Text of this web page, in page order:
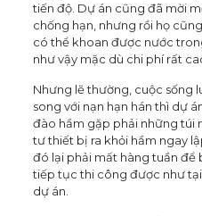
tiến độ. Dự án cũng đã mời
chống hạn, nhưng rồi họ
có thể khoan được nước
như vậy mặc dù chi phí rất
Nhưng lẽ thường, cuộc sống
song với nạn hạn hán thì dự
đào hầm gặp phải những túi
tư thiết bị ra khỏi hầm ngay
đó lại phải mất hàng tuần
tiếp tục thi công được như
dự án.